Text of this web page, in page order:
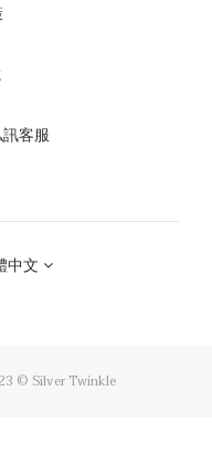
客服
中文
© Silver Twinkle